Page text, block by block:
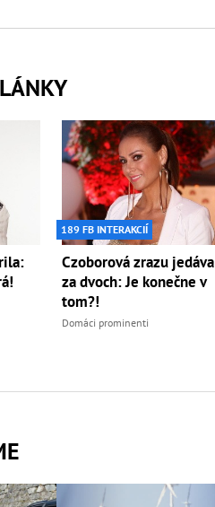
189 FB INTERAKCIÍ
Czoborová zrazu jedáva
za dvoch: Je konečne v
tom?!
Domáci prominenti